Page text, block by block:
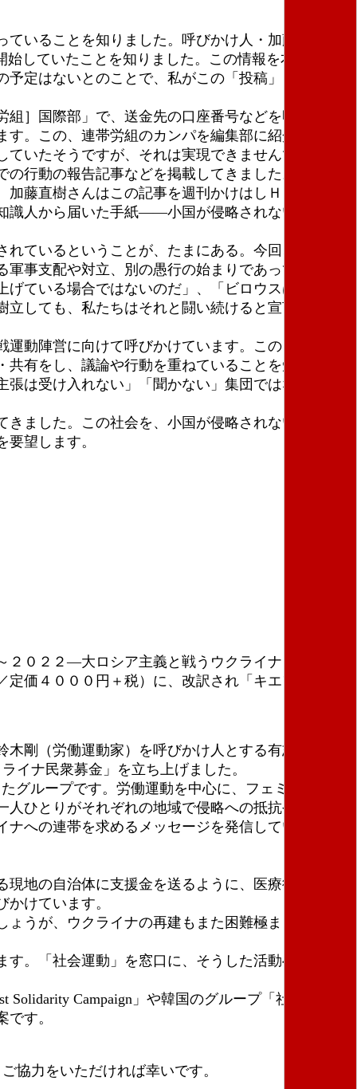
いることを知りました。呼びかけ人・加藤直樹さ
していたことを知りました。この情報を本紙編集
定はないとのことで、私がこの「投稿」として行
］国際部」で、送金先の口座番号などを明記した
。この、連帯労組のカンパを編集部に紹介した方
いたそうですが、それは実現できませんでした。
行動の報告記事などを掲載してきました。昨年３
藤直樹さんはこの記事を週刊かけはしＨＰで読
識人から届いた手紙――小国が侵略されない世界
ているということが、たまにある。今回、私が紹
事支配や対立、別の愚行の始まりであっては意味
ている場合ではないのだ」、「ビロウスはこの
しても、私たちはそれと闘い続けると宣言し、ロ
動陣営に向けて呼びかけています。この「かけは
有をし、議論や行動を重ねていることを知ってい
は受け入れない」「聞かない」集団ではないかと
ました。この社会を、小国が侵略されない世界と
望します。
０２２―大ロシア主義と戦うウクライナとロシ
価４０００円＋税）に、改訳され「キエフからの
剛（労働運動家）を呼びかけ人とする有志です。
イナ民衆募金」を立ち上げました。
ループです。労働運動を中心に、フェミニズム、
ひとりがそれぞれの地域で侵略への抵抗や相互扶
への連帯を求めるメッセージを発信しています。
地の自治体に支援金を送るように、医療従事者団
けています。
うが、ウクライナの再建もまた困難極まりないも
。「社会運動」を窓口に、そうした活動へのエー
Campaign」や韓国のグループ「社会進歩連
す。
協力をいただければ幸いです。